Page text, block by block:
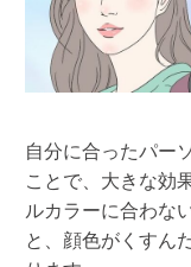
自分に合ったパー
ことで、大きな効
ルカラーに合わな
と、顔色がくすん